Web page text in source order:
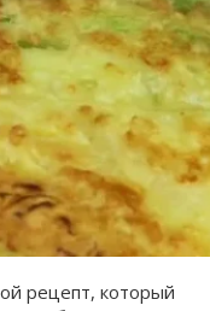
рецепт, который